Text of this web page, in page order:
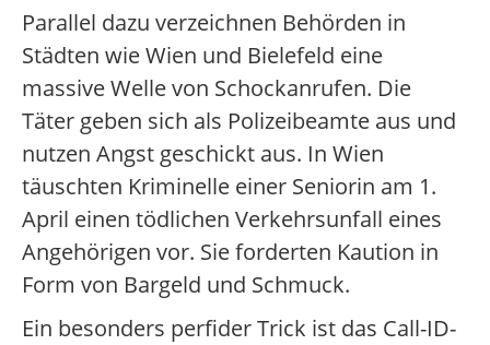
Parallel dazu verzeichnen Behörden in
Städten wie Wien und Bielefeld eine
massive Welle von Schockanrufen. Die
Täter geben sich als Polizeibeamte aus und
nutzen Angst geschickt aus. In Wien
täuschten Kriminelle einer Seniorin am 1.
April einen tödlichen Verkehrsunfall eines
Angehörigen vor. Sie forderten Kaution in
Form von Bargeld und Schmuck.
Ein besonders perfider Trick ist das Call-ID-